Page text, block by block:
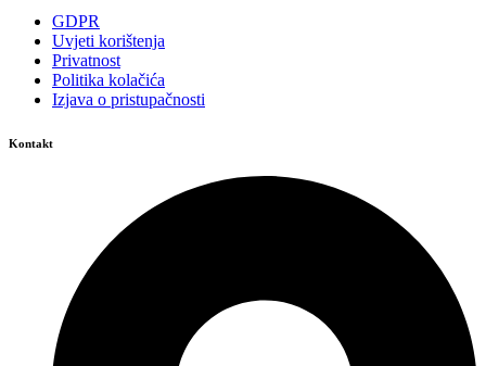
GDPR
Uvjeti korištenja
Privatnost
Politika kolačića
Izjava o pristupačnosti
Kontakt